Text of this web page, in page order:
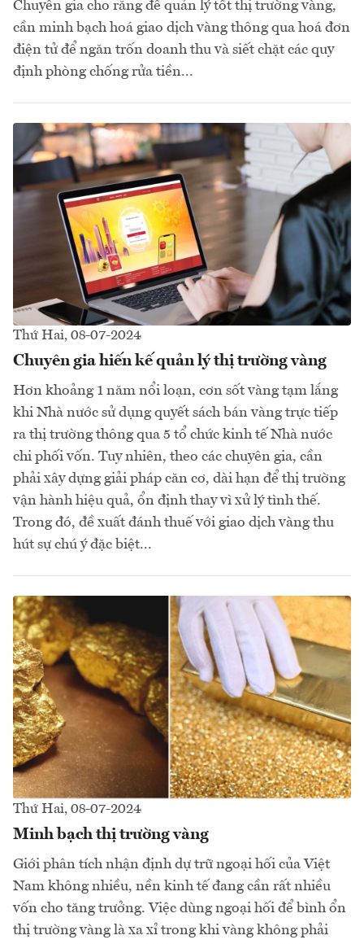
Chuyên gia cho rằng để quản lý tốt thị trường vàng,
cần minh bạch hoá giao dịch vàng thông qua hoá đơn
điện tử để ngăn trốn doanh thu và siết chặt các quy
định phòng chống rửa tiền...
Thứ Hai, 08-07-2024
Chuyên gia hiến kế quản lý thị trường vàng
Hơn khoảng 1 năm nổi loạn, cơn sốt vàng tạm lắng
khi Nhà nước sử dụng quyết sách bán vàng trực tiếp
ra thị trường thông qua 5 tổ chức kinh tế Nhà nước
chi phối vốn. Tuy nhiên, theo các chuyên gia, cần
phải xây dựng giải pháp căn cơ, dài hạn để thị trường
vận hành hiệu quả, ổn định thay vì xử lý tình thế.
Trong đó, đề xuất đánh thuế với giao dịch vàng thu
hút sự chú ý đặc biệt...
Thứ Hai, 08-07-2024
Minh bạch thị trường vàng
Giới phân tích nhận định dự trữ ngoại hối của Việt
Nam không nhiều, nền kinh tế đang cần rất nhiều
vốn cho tăng trưởng. Việc dùng ngoại hối để bình ổn
thị trường vàng là xa xỉ trong khi vàng không phải